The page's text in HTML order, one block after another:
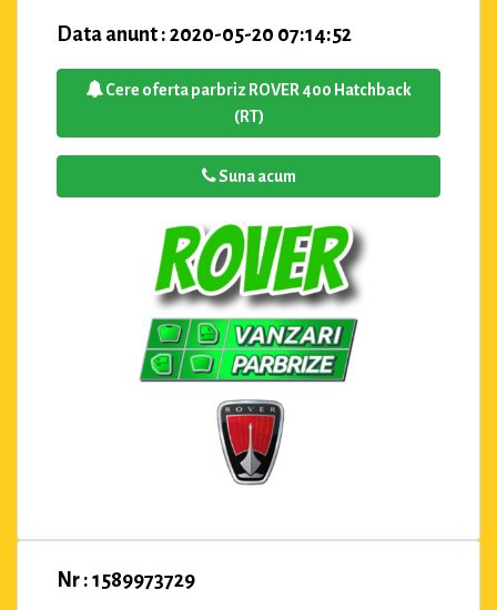
Data anunt : 2020-05-20 07:14:52
Cere oferta parbriz ROVER 400 Hatchback
(RT)
Suna acum
Nr : 1589973729